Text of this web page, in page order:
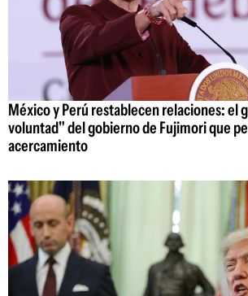
México y Perú restablecen relaciones: el
voluntad" del gobierno de Fujimori que
acercamiento